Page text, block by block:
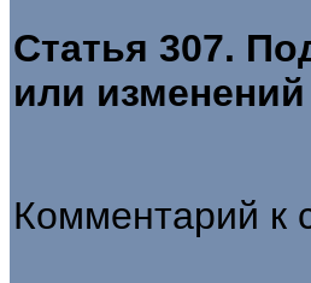
Статья 307.
или изменений
Комментарий к